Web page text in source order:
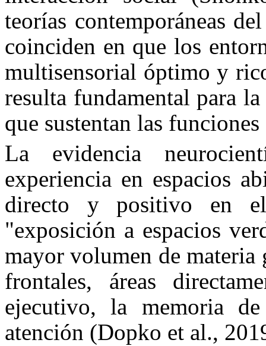
teorías contemporáneas
coinciden en que los
multisensorial óptimo y
resulta fundamental para
que sustentan las
La evidencia
experiencia en espacios
directo y positivo en
"exposición a espacios
mayor volumen de materia
frontales, áreas
ejecutivo, la memoria
atención (Dopko et al.,